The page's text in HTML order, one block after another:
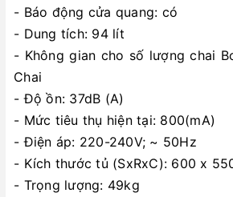
- Báo động cửa quang: có
- Dung tích: 94 lít
- Không gian cho số lượng chai
Chai
- Độ ồn: 37dB (A)
- Mức tiêu thụ hiện tại: 800(mA)
- Điện áp: 220-240V; ~ 50Hz
- Kích thước tủ (SxRxC): 600 x
- Trọng lượng: 49kg